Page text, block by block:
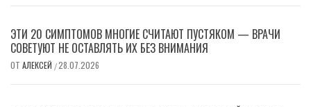
ЭТИ 20 СИМПТОМОВ МНОГИЕ СЧИТАЮТ ПУСТЯКОМ — ВРАЧИ
СОВЕТУЮТ НЕ ОСТАВЛЯТЬ ИХ БЕЗ ВНИМАНИЯ
ОТ АЛЕКСЕЙ /28.07.2026